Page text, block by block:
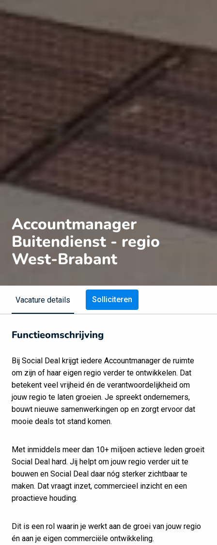
Accountmanager
Buitendienst - regio
West-Brabant
Vacature details Solliciteren
Functieomschrijving
Bij Social Deal krijgt iedere Accountmanager de ruimte
om zijn of haar eigen regio verder te ontwikkelen. Dat
betekent veel vrijheid én de verantwoordelijkheid om
jouw regio te laten groeien. Je spreekt ondernemers,
bouwt nieuwe samenwerkingen op en zorgt ervoor dat
mooie deals tot stand komen.
Met inmiddels meer dan 10+ miljoen actieve leden groeit
Social Deal hard. Jij helpt om jouw regio verder uit te
bouwen en Social Deal daar nóg sterker zichtbaar te
maken. Dat vraagt inzet, commercieel inzicht en een
proactieve houding.
Dit is een rol waarin je werkt aan de groei van jouw regio
én aan je eigen commerciële ontwikkeling.